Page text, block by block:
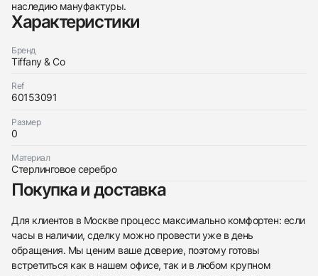
наследию мануфактуры.
Характеристики
Бренд
Tiffany & Co
Ref
60153091
Размер
0
Материал
Стерлинговое серебро
Покупка и доставка
Для клиентов в Москве процесс максимально комфортен: если
часы в наличии, сделку можно провести уже в день
обращения. Мы ценим ваше доверие, поэтому готовы
встретиться как в нашем офисе, так и в любом крупном
Заказать эти часы
Оставьте ваши контактные данные и мы свяжемся
Hardwear Large Link Bracelet
НовыеКоробка
$4,150
с вами
$4,150